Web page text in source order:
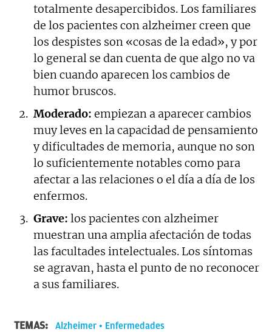
totalmente desapercibidos. Los familiares
de los pacientes con alzheimer creen que
los despistes son «cosas de la edad», y por
lo general se dan cuenta de que algo no va
bien cuando aparecen los cambios de
humor bruscos.
Moderado: empiezan a aparecer cambios
muy leves en la capacidad de pensamiento
y dificultades de memoria, aunque no son
lo suficientemente notables como para
afectar a las relaciones o el día a día de los
enfermos.
Grave: los pacientes con alzheimer
muestran una amplia afectación de todas
las facultades intelectuales. Los síntomas
se agravan, hasta el punto de no reconocer
a sus familiares.
TEMAS: Alzheimer Enfermedades